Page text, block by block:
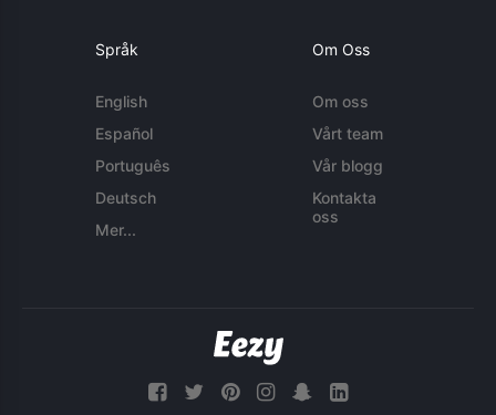
Språk
English
Español
Português
Deutsch
Mer...
Om Oss
Om oss
Vårt team
Vår blogg
Kontakta
oss